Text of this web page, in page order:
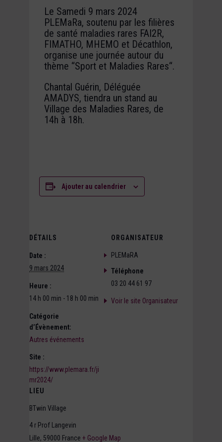
Le Samedi 9 mars 2024
PLEMaRa, soutenu par les filières
de santé maladies rares FAI2R,
FIMATHO, MHEMO et Décathlon,
organise une journée autour du
thème “Sport et Maladies Rares“.
Chantal Guérin, Déléguée
AMADYS, tiendra un stand au
Village des Maladies Rares, de
14h à 18h.
Ajouter au calendrier
DÉTAILS
Date :
9 mars 2024
Heure :
14 h 00 min - 18 h 00 min
Catégorie
d’Évènement:
Autres événements
Site :
https://www.plemara.fr/ji
mr2024/
LIEU
BTwin Village
4 r Prof Langevin
Lille, 59000 France + Google Map
ORGANISATEUR
PLEMaRA
Téléphone
03 20 44 61 97
Voir le site Organisateur